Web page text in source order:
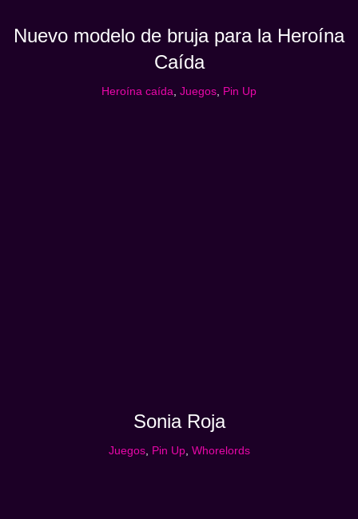
Nuevo modelo de bruja para la Heroína
Caída
Heroína caída, Juegos, Pin Up
Sonia Roja
Juegos, Pin Up, Whorelords